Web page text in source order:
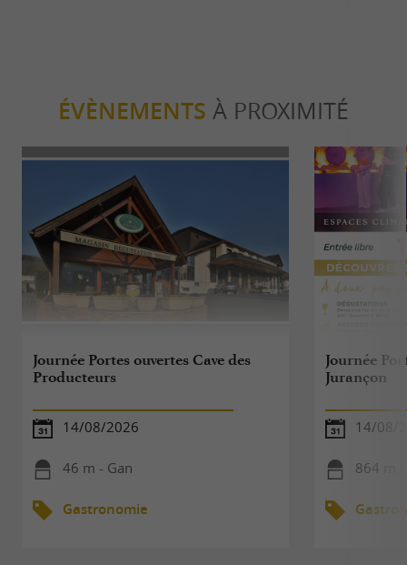
ÉVÈNEMENTS À PROXIMITÉ
Journée Portes ouvertes Cave des
Producteurs
14/08/2026
46 m - Gan
Gastronomie
Journée
Jurançon
14/08/
864 m -